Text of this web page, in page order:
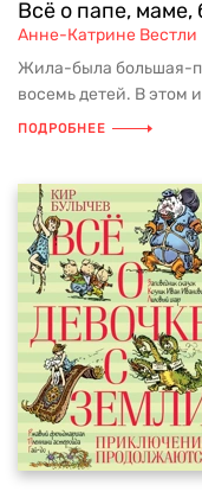
Всё о папе, маме,
Анне-Катрине Вестли
Жила-была большая-
восемь детей. В этом
ПОДРОБНЕЕ